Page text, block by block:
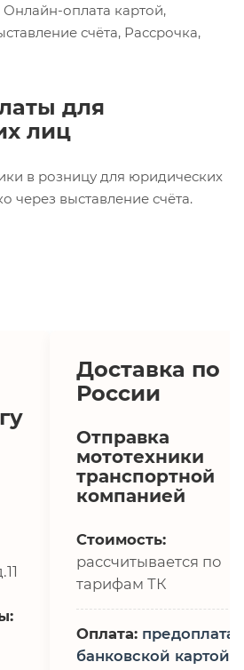
оплата картой,
счёта, Рассрочка,
для
лиц
в розницу для юридических
через выставление счёта.
Доставка по
России
Отправка
мототехники
транспортной
компанией
Стоимость:
рассчитывается по
тарифам ТК
Оплата: предоплата,
банковской картой